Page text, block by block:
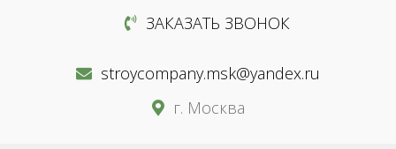
ЗАКАЗАТЬ ЗВОНОК
stroycompany.msk@yandex.ru
г. Москва